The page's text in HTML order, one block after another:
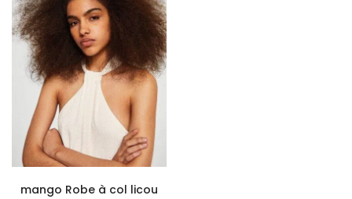
mango Robe à col licou